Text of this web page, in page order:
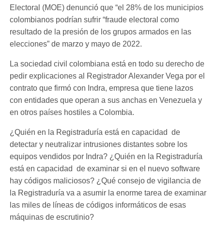
Electoral (MOE) denunció que “el 28% de los municipios
colombianos podrían sufrir “fraude electoral como
resultado de la presión de los grupos armados en las
elecciones” de marzo y mayo de 2022.
La sociedad civil colombiana está en todo su derecho de
pedir explicaciones al Registrador Alexander Vega por el
contrato que firmó con Indra, empresa que tiene lazos
con entidades que operan a sus anchas en Venezuela y
en otros países hostiles a Colombia.
¿Quién en la Registraduría está en capacidad de
detectar y neutralizar intrusiones distantes sobre los
equipos vendidos por Indra? ¿Quién en la Registraduría
está en capacidad de examinar si en el nuevo software
hay códigos maliciosos? ¿Qué consejo de vigilancia de
la Registraduría va a asumir la enorme tarea de examinar
las miles de líneas de códigos informáticos de esas
máquinas de escrutinio?